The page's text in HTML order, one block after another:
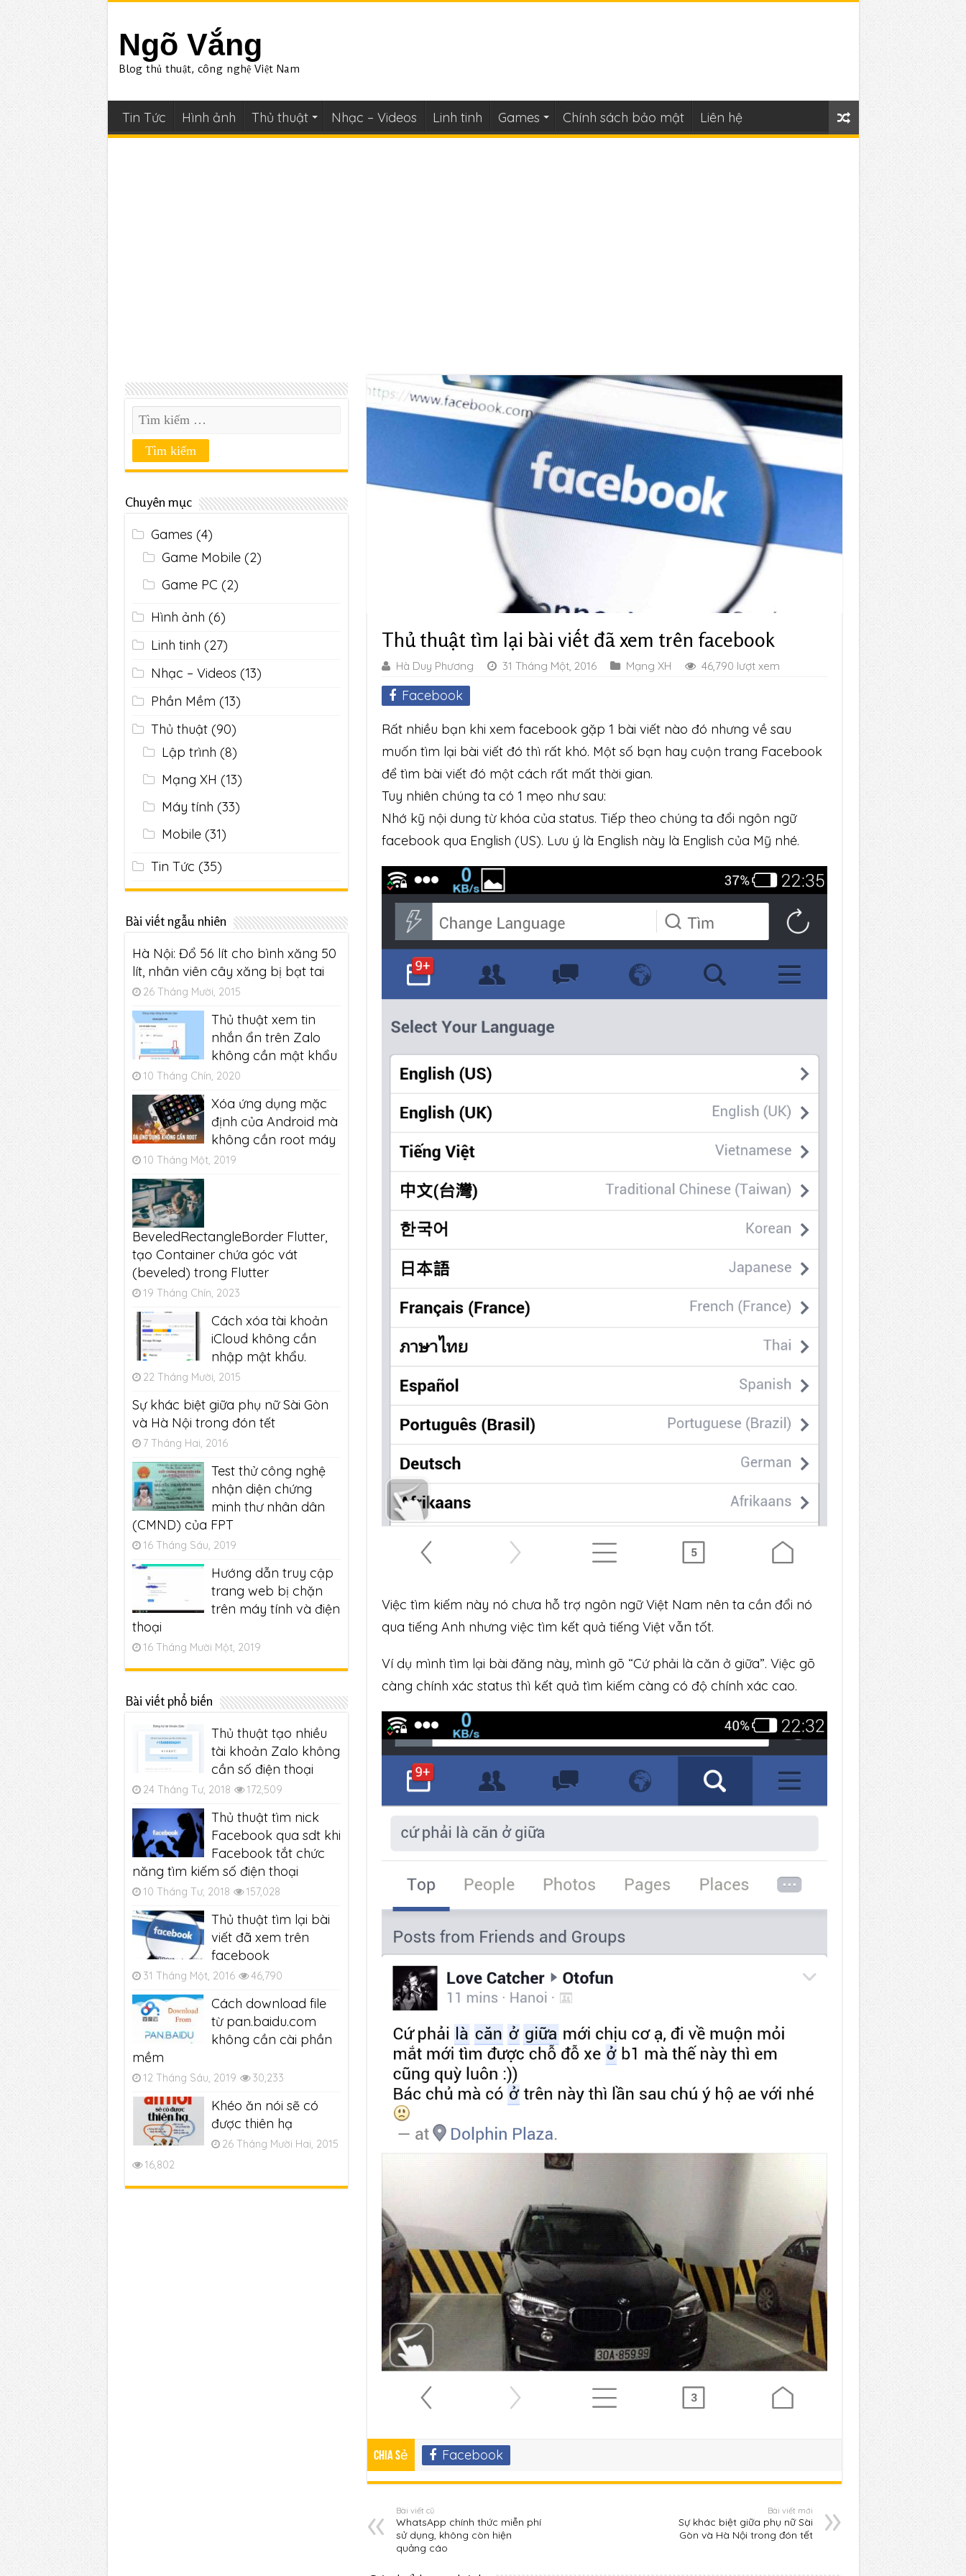
Ngõ Vắng
Blog thủ thuật, công nghệ Việt Nam
Tin Tức Hình ảnh Thủ thuật Nhạc – Videos Linh tinh Games Chính sách bảo mật Liên hệ
Thủ thuật tìm lại bài viết đã xem trên facebook
Hà Duy Phương 31 Tháng Một, 2016 Mạng XH 46,790 lượt xem
Facebook
Rất nhiều bạn khi xem facebook gặp 1 bài viết nào đó nhưng về sau
muốn tìm lại bài viết đó thì rất khó. Một số bạn hay cuộn trang Facebook
để tìm bài viết đó một cách rất mất thời gian.
Tuy nhiên chúng ta có 1 mẹo như sau:
Nhớ kỹ nội dung từ khóa của status. Tiếp theo chúng ta đổi ngôn ngữ
facebook qua English (US). Lưu ý là English này là English của Mỹ nhé.
Việc tìm kiếm này nó chưa hỗ trợ ngôn ngữ Việt Nam nên ta cần đổi nó
qua tiếng Anh nhưng việc tìm kết quả tiếng Việt vẫn tốt.
Ví dụ mình tìm lại bài đăng này, mình gõ “Cứ phải là căn ở giữa”. Việc gõ
càng chính xác status thì kết quả tìm kiếm càng có độ chính xác cao.
Chia sẻ Facebook
Bài viết cũ
WhatsApp chính thức miễn phí
sử dụng, không còn hiện
quảng cáo
Bài viết mới
Sự khác biệt giữa phụ nữ Sài
Gòn và Hà Nội trong đón tết
Chuyên mục
Games (4)
Game Mobile (2)
Game PC (2)
Hình ảnh (6)
Linh tinh (27)
Nhạc – Videos (13)
Phần Mềm (13)
Thủ thuật (90)
Lập trình (8)
Mạng XH (13)
Máy tính (33)
Mobile (31)
Tin Tức (35)
Bài viết ngẫu nhiên
Hà Nội: Đổ 56 lít cho bình xăng 50
lít, nhân viên cây xăng bị bạt tai
26 Tháng Mười, 2015
Thủ thuật xem tin
nhắn ẩn trên Zalo
không cần mật khẩu
10 Tháng Chín, 2020
Xóa ứng dụng mặc
định của Android mà
không cần root máy
10 Tháng Một, 2019
BeveledRectangleBorder Flutter,
tạo Container chứa góc vát
(beveled) trong Flutter
19 Tháng Chín, 2023
Cách xóa tài khoản
iCloud không cần
nhập mật khẩu.
22 Tháng Mười, 2015
Sự khác biệt giữa phụ nữ Sài Gòn
và Hà Nội trong đón tết
7 Tháng Hai, 2016
Test thử công nghệ
nhận diện chứng
minh thư nhân dân
(CMND) của FPT
16 Tháng Sáu, 2019
Hướng dẫn truy cập
trang web bị chặn
trên máy tính và điện
thoại
16 Tháng Mười Một, 2019
Bài viết phổ biến
Thủ thuật tạo nhiều
tài khoản Zalo không
cần số điện thoại
24 Tháng Tư, 2018 172,509
Thủ thuật tìm nick
Facebook qua sdt khi
Facebook tắt chức
năng tìm kiếm số điện thoại
10 Tháng Tư, 2018 157,028
Thủ thuật tìm lại bài
viết đã xem trên
facebook
31 Tháng Một, 2016 46,790
Cách download file
từ pan.baidu.com
không cần cài phần
mềm
12 Tháng Sáu, 2019 30,233
Khéo ăn nói sẽ có
được thiên hạ
26 Tháng Mười Hai, 2015
16,802